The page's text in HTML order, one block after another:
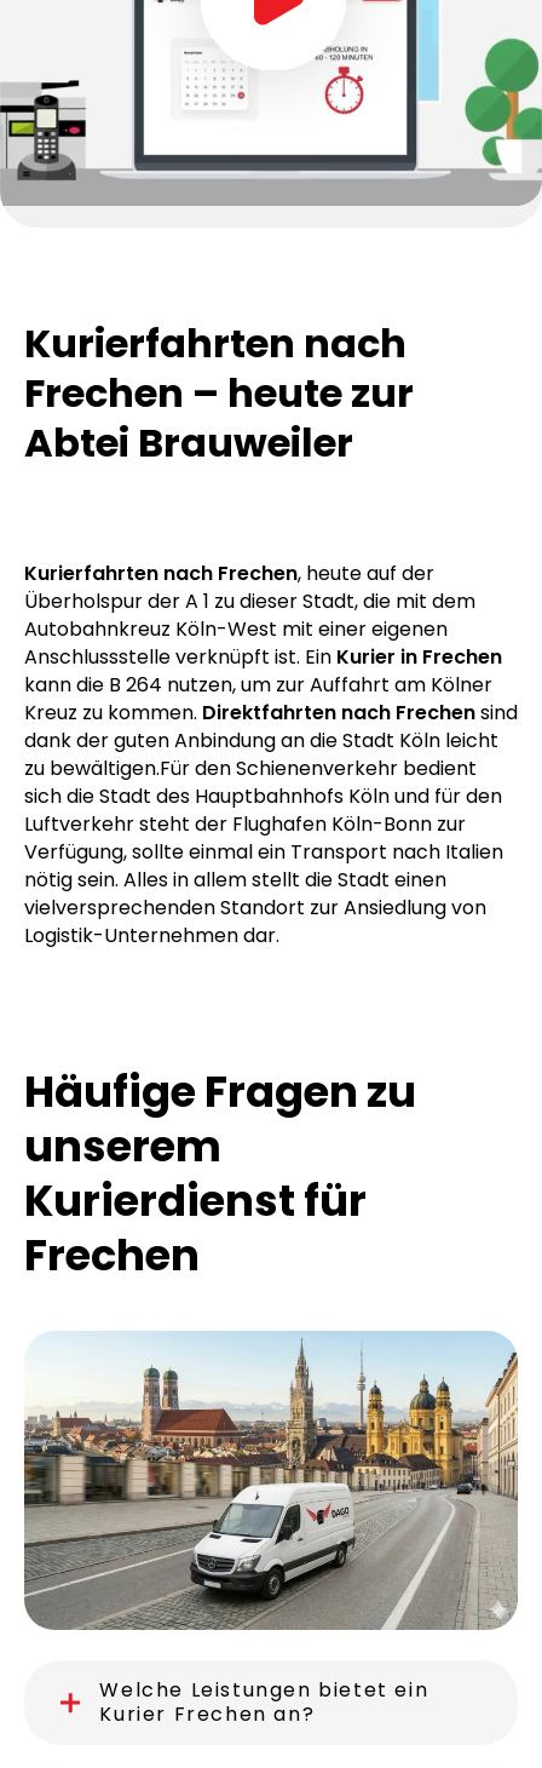
Kurierfahrten nach
Frechen – heute zur
Abtei Brauweiler
Kurierfahrten nach Frechen, heute auf der
Überholspur der A 1 zu dieser Stadt, die mit dem
Autobahnkreuz Köln-West mit einer eigenen
Anschlussstelle verknüpft ist. Ein Kurier in Frechen
kann die B 264 nutzen, um zur Auffahrt am Kölner
Kreuz zu kommen. Direktfahrten nach Frechensind
dank der guten Anbindung an die Stadt Köln leicht
zu bewältigen.Für den Schienenverkehr bedient
sich die Stadt des Hauptbahnhofs Köln und für den
Luftverkehr steht der Flughafen Köln-Bonn zur
Verfügung, sollte einmal ein Transport nach Italien
nötig sein. Alles in allem stellt die Stadt einen
vielversprechenden Standort zur Ansiedlung von
Logistik-Unternehmen dar.
Häufige Fragen zu
unserem
Kurierdienst für
Frechen
Welche Leistungen bietet ein
Kurier Frechen an?